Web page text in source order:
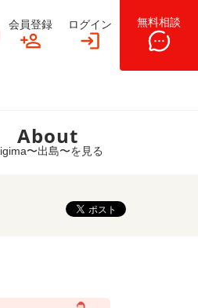
会員登録 ログイン 無料相談
About
〜出島〜を見る